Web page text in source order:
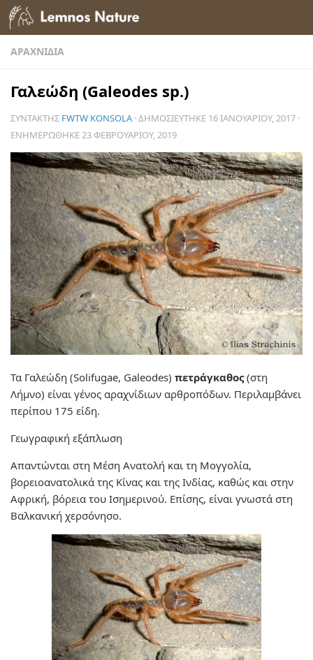
Skip to content
ΑΡΑΧΝΊΔΙΑ
Γαλεώδη (Galeodes sp.)
ΣΥΝΤΆΚΤΗΣ FWTW KONSOLA · ΔΗΜΟΣΙΕΎΤΗΚΕ 16 ΙΑΝΟΥΑΡΊΟΥ, 2017 ·
ΕΝΗΜΕΡΏΘΗΚΕ23 ΦΕΒΡΟΥΑΡΊΟΥ, 2019
Τα Γαλεώδη (Solifugae, Galeodes) πετράγκαθος(στη
Λήμνο) είναι γένος αραχνίδιων αρθροπόδων. Περιλαμβάνει
περίπου 175 είδη.
Γεωγραφική εξάπλωση
Απαντώνται στη Μέση Ανατολή και τη Μογγολία,
βορειοανατολικά της Κίνας και της Ινδίας, καθώς και στην
Αφρική, βόρεια του Ισημερινού. Επίσης, είναι γνωστά στη
Βαλκανική χερσόνησο.